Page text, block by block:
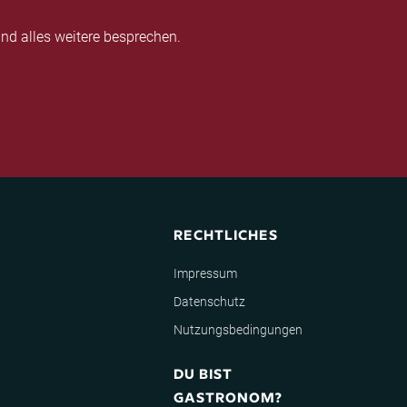
alles weitere besprechen.
RECHTLICHES
Impressum
Datenschutz
Nutzungsbedingungen
DU BIST
GASTRONOM?